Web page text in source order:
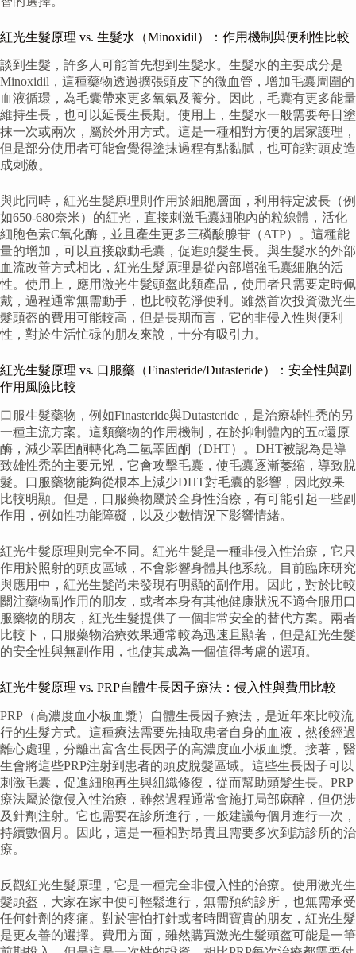
紅光生髮原理 vs. 生髮水（Minoxidil）：作用機制與便利性比較
談到生髮，許多人可能首先想到生髮水。生髮水的主要成分是
Minoxidil，這種藥物透過擴張頭皮下的微血管，增加毛囊周圍的
血液循環，為毛囊帶來更多氧氣及養分。因此，毛囊有更多能量
維持生長，也可以延長生長期。使用上，生髮水一般需要每日塗
抹一次或兩次，屬於外用方式。這是一種相對方便的居家護理，
但是部分使用者可能會覺得塗抹過程有點黏膩，也可能對頭皮造
成刺激。
與此同時，紅光生髮原理則作用於細胞層面，利用特定波長（例
如650-680奈米）的紅光，直接刺激毛囊細胞內的粒線體，活化
細胞色素C氧化酶，並且產生更多三磷酸腺苷（ATP）。這種能
量的增加，可以直接啟動毛囊，促進頭髮生長。與生髮水的外部
血流改善方式相比，紅光生髮原理是從內部增強毛囊細胞的活
性。使用上，應用激光生髮頭盔此類產品，使用者只需要定時佩
戴，過程通常無需動手，也比較乾淨便利。雖然首次投資激光生
髮頭盔的費用可能較高，但是長期而言，它的非侵入性與便利
性，對於生活忙碌的朋友來說，十分有吸引力。
紅光生髮原理 vs. 口服藥（Finasteride/Dutasteride）：安全性與副
作用風險比較
口服生髮藥物，例如Finasteride與Dutasteride，是治療雄性禿的另
一種主流方案。這類藥物的作用機制，在於抑制體內的五α還原
酶，減少睪固酮轉化為二氫睪固酮（DHT）。DHT被認為是導
致雄性禿的主要元兇，它會攻擊毛囊，使毛囊逐漸萎縮，導致脫
髮。口服藥物能夠從根本上減少DHT對毛囊的影響，因此效果
比較明顯。但是，口服藥物屬於全身性治療，有可能引起一些副
作用，例如性功能障礙，以及少數情況下影響情緒。
紅光生髮原理則完全不同。紅光生髮是一種非侵入性治療，它只
作用於照射的頭皮區域，不會影響身體其他系統。目前臨床研究
與應用中，紅光生髮尚未發現有明顯的副作用。因此，對於比較
關注藥物副作用的朋友，或者本身有其他健康狀況不適合服用口
服藥物的朋友，紅光生髮提供了一個非常安全的替代方案。兩者
比較下，口服藥物治療效果通常較為迅速且顯著，但是紅光生髮
的安全性與無副作用，也使其成為一個值得考慮的選項。
紅光生髮原理 vs. PRP自體生長因子療法：侵入性與費用比較
PRP（高濃度血小板血漿）自體生長因子療法，是近年來比較流
行的生髮方式。這種療法需要先抽取患者自身的血液，然後經過
離心處理，分離出富含生長因子的高濃度血小板血漿。接著，醫
生會將這些PRP注射到患者的頭皮脫髮區域。這些生長因子可以
刺激毛囊，促進細胞再生與組織修復，從而幫助頭髮生長。PRP
療法屬於微侵入性治療，雖然過程通常會施打局部麻醉，但仍涉
及針劑注射。它也需要在診所進行，一般建議每個月進行一次，
持續數個月。因此，這是一種相對昂貴且需要多次到訪診所的治
療。
反觀紅光生髮原理，它是一種完全非侵入性的治療。使用激光生
髮頭盔，大家在家中便可輕鬆進行，無需預約診所，也無需承受
任何針劑的疼痛。對於害怕打針或者時間寶貴的朋友，紅光生髮
是更友善的選擇。費用方面，雖然購買激光生髮頭盔可能是一筆